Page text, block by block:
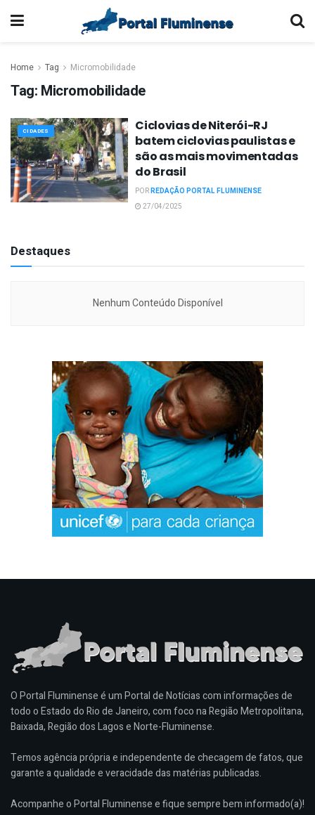
Home Tag Micromobilidade
Tag: Micromobilidade
CIDADES
Ciclovias de Niterói-RJ
batem ciclovias paulistas e
são as mais movimentadas
do Brasil
PORREDAÇÃO PORTAL FLUMINENSE
27/04/2025
Destaques
Nenhum Conteúdo Disponível
O Portal Fluminense é um Portal de Notícias com informações de
todo o Estado do Rio de Janeiro, com foco na Região Metropolitana,
Baixada, Região dos Lagos e Norte-Fluminense.
Temos agência própria e independente de checagem de fatos, que
garante a qualidade e veracidade das matérias publicadas.
Acompanhe o Portal Fluminense e fique sempre bem informado(a)!